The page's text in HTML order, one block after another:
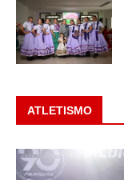
ATLETISMO